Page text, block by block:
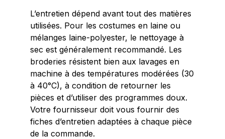
L’entretien dépend avant tout des matières
utilisées. Pour les costumes en laine ou
mélanges laine-polyester, le nettoyage à
sec est généralement recommandé. Les
broderies résistent bien aux lavages en
machine à des températures modérées (30
à 40°C), à condition de retourner les
pièces et d’utiliser des programmes doux.
Votre fournisseur doit vous fournir des
fiches d’entretien adaptées à chaque pièce
de la commande.